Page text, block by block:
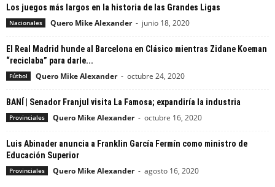
Los juegos más largos en la historia de las Grandes Ligas
Nacionales Quero Mike Alexander - junio 18, 2020
El Real Madrid hunde al Barcelona en Clásico mientras Zidane Koeman
“reciclaba” para darle...
Fútbol Quero Mike Alexander - octubre 24, 2020
BANÍ | Senador Franjul visita La Famosa; expandiría la industria
Provinciales Quero Mike Alexander - octubre 16, 2020
Luis Abinader anuncia a Franklin García Fermín como ministro de
Educación Superior
Provinciales Quero Mike Alexander - agosto 16, 2020